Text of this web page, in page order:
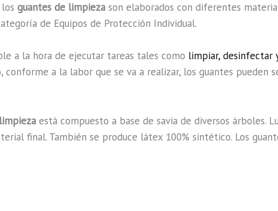
losguantes de limpieza son elaborados con diferentes
de Equipos de Protección Individual.
a la hora de ejecutar tareas tales como limpiar, desinfectar
a la labor que se va a realizar, los guantes pueden
está compuesto a base de savia de diversos árboles.
final. También se produce látex 100% sintético. Los